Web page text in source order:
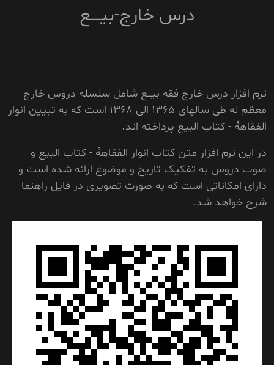
درس خارج-بیــــع
نرم افزار درس خارج فقه بیـــع شامل سلسله دروس خارج
معظم له طی سالهای 1365 الی 1368 است که به تبیین انوار
الفقاهۀ - کتاب البیع پرداخته اند.
در این نرم افزار متن کتاب انوار الفقاهۀ - کتاب البیع و
صوت دروس به تفکیک تاریخ و موضوع ارائه شده است و
دارای امکاناتی است که به صورت تصویری در فایل راهنما
شرح خواهد شد.